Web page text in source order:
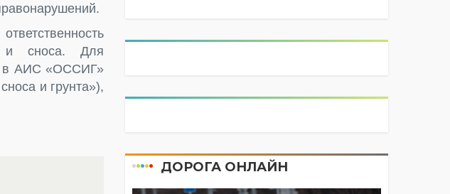
и сноса. Для
в АИС «ОССИГ»
и грунта»),
ДОРОГА ОНЛАЙН